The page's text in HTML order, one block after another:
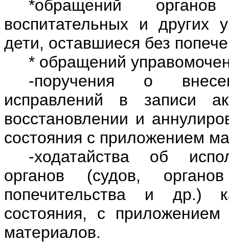
*обращений
воспитательных и других
дети, оставшиеся без
* обращений
-поручения о
исправлений в записи
восстановлении и
состояния с приложением
-ходатайства об
органов (судов,
попечительства и др.)
состояния, с
материалов.